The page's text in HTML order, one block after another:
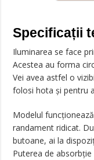
Specificații
Iluminarea se face
Acestea au forma
Vei avea astfel o
folosi hota și pentru
Modelul
randament ridicat.
butoane, ai la
Puterea de